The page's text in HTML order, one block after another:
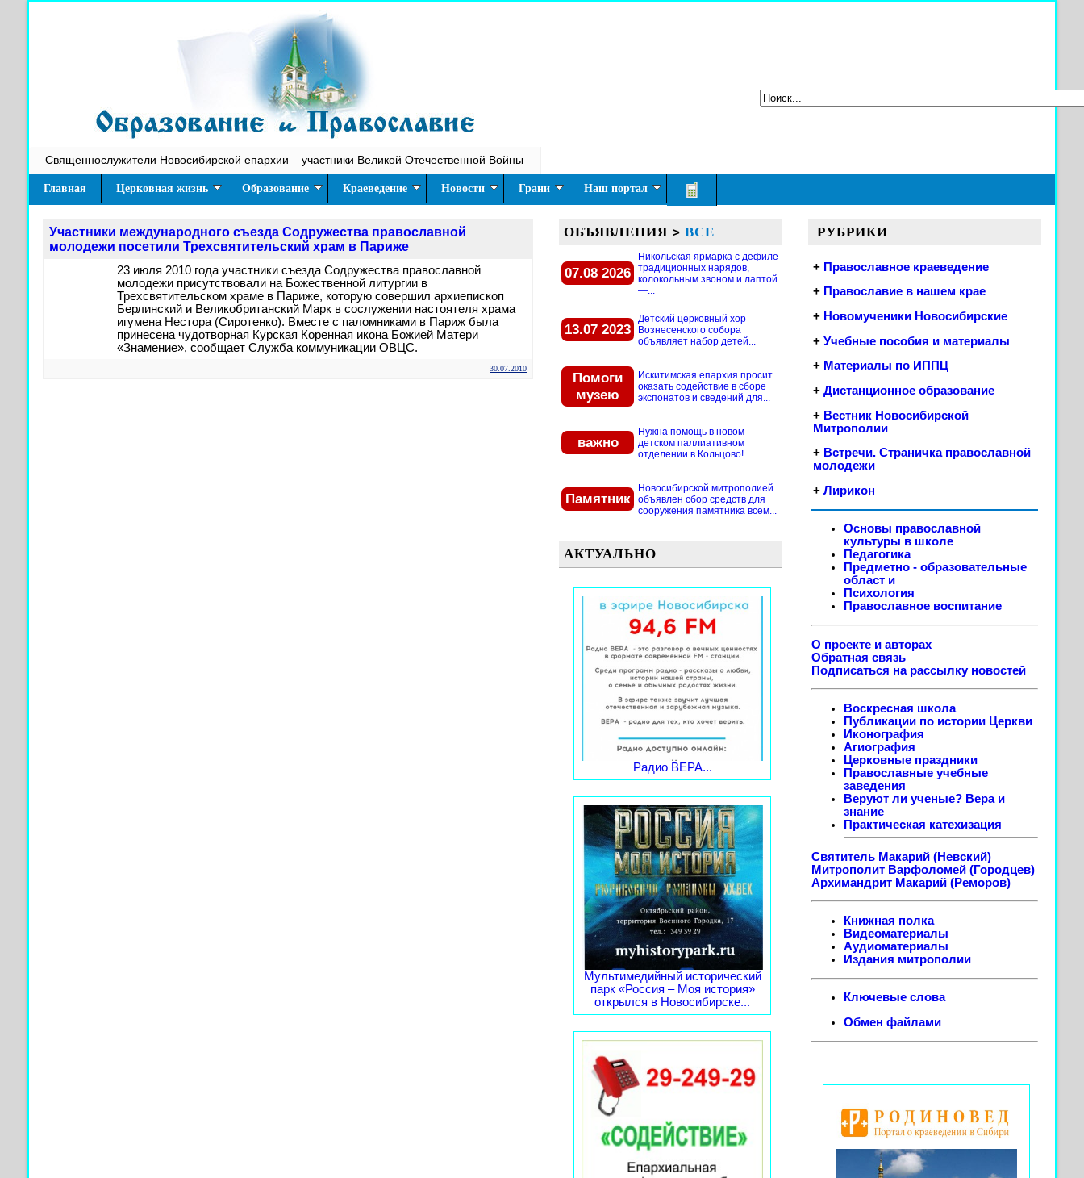
Священнослужители Новосибирской епархии – участники Великой Отечественной Войны
Главная Церковная жизнь Образование Краеведение Новости Грани Наш портал
Участники международного съезда Содружества православной
молодежи посетили Трехсвятительский храм в Париже
23 июля 2010 года участники съезда Содружества православной
молодежи присутствовали на Божественной литургии в
Трехсвятительском храме в Париже, которую совершил архиепископ
Берлинский и Великобританский Марк в сослужении настоятеля храма
игумена Нестора (Сиротенко). Вместе с паломниками в Париж была
принесена чудотворная Курская Коренная икона Божией Матери
«Знамение», сообщает Служба коммуникации ОВЦС.
30.07.2010
ОБЪЯВЛЕНИЯ > ВСЕ
07.08 2026
Никольская ярмарка с дефиле
традиционных нарядов,
колокольным звоном и лаптой
—...
13.07 2023
Детский церковный хор
Вознесенского собора
объявляет набор детей...
Помоги
музею
Искитимская епархия просит
оказать содействие в сборе
экспонатов и сведений для...
важно
Нужна помощь в новом
детском паллиативном
отделении в Кольцово!...
Памятник
Новосибирской митрополией
объявлен сбор средств для
сооружения памятника всем...
АКТУАЛЬНО
Радио ВЕРА...
Мультимедийный исторический
парк «Россия – Моя история»
открылся в Новосибирске...
РУБРИКИ
+ Православное краеведение
+ Православие в нашем крае
+ Новомученики Новосибирские
+ Учебные пособия и материалы
+ Материалы по ИППЦ
+ Дистанционное образование
+ Вестник Новосибирской
Митрополии
+ Встречи. Страничка православной
молодежи
+ Лирикон
Основы православной
культуры в школе
Педагогика
Предметно - образовательные
област и
Психология
Православное воспитание
О проекте и авторах
Обратная связь
Подписаться на рассылку новостей
Воскресная школа
Публикации по истории Церкви
Иконография
Агиография
Церковные праздники
Православные учебные
заведения
Веруют ли ученые? Вера и
знание
Практическая катехизация
Святитель Макарий (Невский)
Митрополит Варфоломей (Городцев)
Архимандрит Макарий (Реморов)
Книжная полка
Видеоматериалы
Аудиоматериалы
Издания митрополии
Ключевые слова
Обмен файлами